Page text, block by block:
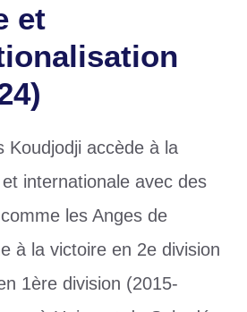
et
Koudjodji accède à la
internationale avec des
les Anges de
à la victoire en 2e division
1ère division (2015-